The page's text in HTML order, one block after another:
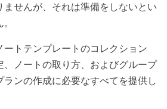
ませんが、それは準備をしないとい
ートテンプレートのコレクション
、ノートの取り方、およびグループ
ランの作成に必要なすべてを提供し